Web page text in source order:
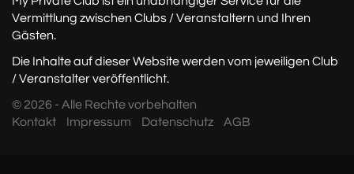
Vermittlung zwischen Clubs / Veranstaltern und Ihren
Gästen.
Die Inhalte auf dieser Website werden vom jeweiligen Club
/ Veranstalter veröffentlicht.
© 2026 - Alle Rechte vorbehalten
Kontakt
Impressum Datenschutz AGB